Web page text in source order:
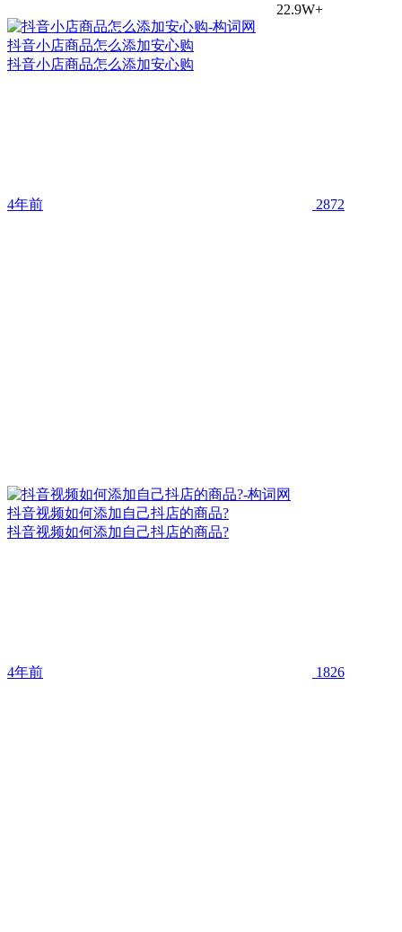
22.9W+
抖音小店商品怎么添加安心购
抖音小店商品怎么添加安心购
4年前 2872
抖音视频如何添加自己抖店的商品?
抖音视频如何添加自己抖店的商品?
4年前 1826